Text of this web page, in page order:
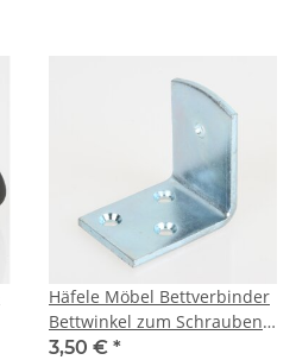
Häfele Möbel Bettverbinder
Bettwinkel zum Schrauben
49x35mm Stahl
3,50 € *